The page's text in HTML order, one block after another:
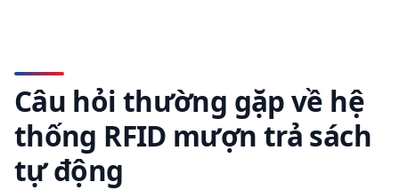
Câu hỏi thường gặp về hệ
thống RFID mượn trả sách
tự động